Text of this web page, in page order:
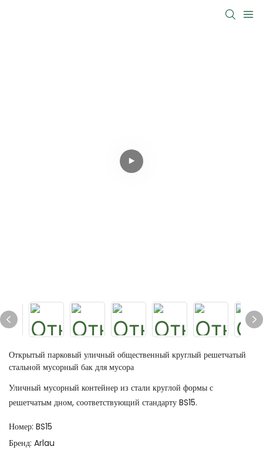
Открытый парковый уличный общественный круглый решетчатый
стальной мусорный бак для мусора
Уличный мусорный контейнер из стали круглой формы с
решетчатым дном, соответствующий стандарту BS15.
Номер: BS15
Бренд: Arlau